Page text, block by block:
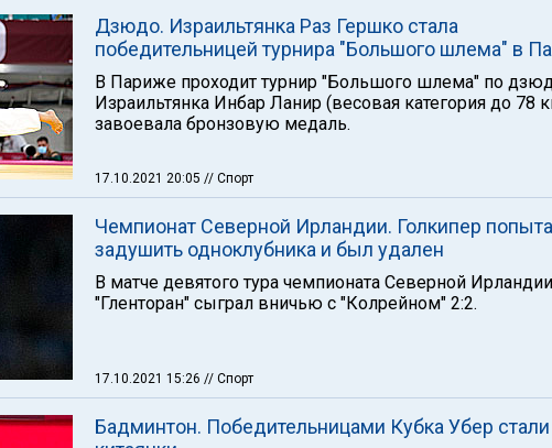
Дзюдо. Израильтянка Раз Гершко стала
победительницей турнира "Большого шлема" в
В Париже проходит турнир "Большого шлема" по
Израильтянка Инбар Ланир (весовая категория до 78
завоевала бронзовую медаль.
17.10.2021 20:05 // Спорт
Чемпионат Северной Ирландии. Голкипер
задушить одноклубника и был удален
В матче девятого тура чемпионата Северной Ирландии
"Гленторан" сыграл вничью с "Колрейном" 2:2.
17.10.2021 15:26 // Спорт
Бадминтон. Победительницами Кубка Убер стали